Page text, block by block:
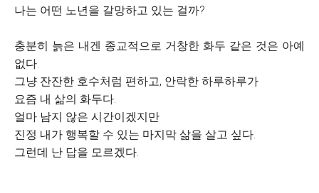
나는 어떤 노년을 갈망하고 있는 걸까?
충분히 늙은 내겐 종교적으로 거창한 화두 같은 것은 아예
없다.
그냥 잔잔한 호수처럼 편하고, 안락한 하루하루가
요즘 내 삶의 화두다.
얼마 남지 않은 시간이겠지만
진정 내가 행복할 수 있는 마지막 삶을 살고 싶다.
그런데 난 답을 모르겠다.